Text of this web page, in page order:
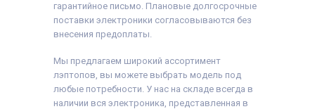
гарантийное письмо. Плановые долгосрочные
поставки электроники согласовываются без
внесения предоплаты.
Мы предлагаем широкий ассортимент
лэптопов, вы можете выбрать модель под
любые потребности. У нас на складе всегда в
наличии вся электроника, представленная в